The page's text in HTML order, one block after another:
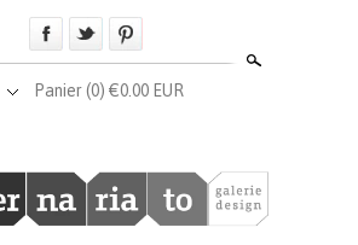
Panier(0) €0.00 EUR